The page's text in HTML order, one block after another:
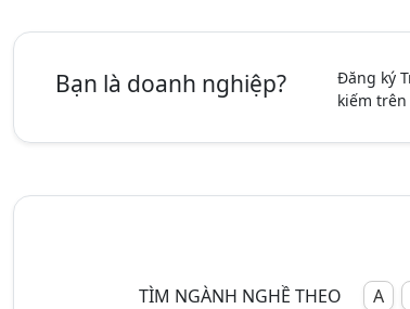
Bạn là doanh nghiệp?
Đăng ký
kiếm trên
TÌM NGÀNH NGHỀ THEO A